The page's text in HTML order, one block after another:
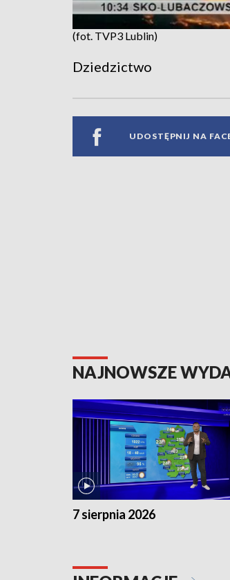
(fot. TVP3 Lublin)
Dziedzictwo
UDOSTĘPNIJ NA
NAJNOWSZE
7 sierpnia 2026